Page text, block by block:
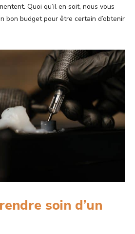
Quoi qu’il en soit, nous vous
bon budget pour être certain d’obtenir
soin d’un